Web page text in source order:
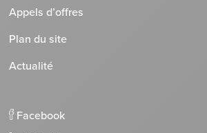
Appels d’offres
Plan du site
Actualité
Facebook